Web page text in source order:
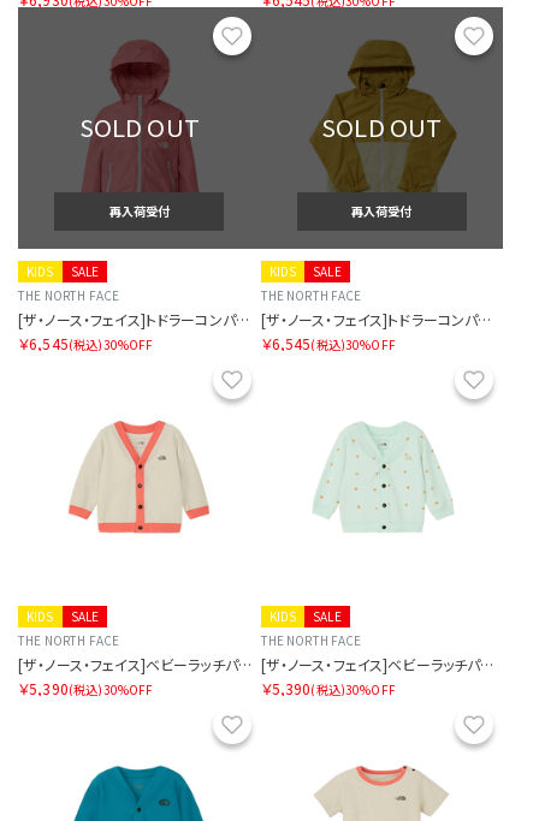
お気に入り
SOLD OUT
再入荷受付
SALE
KIDS
THE NORTH FACE
[ザ・ノース・フェイス]トドラーコンパクトジャケット
￥6,545(税込)30%OFF
SOLD OUT
再入荷受付
SALE
KIDS
THE NORTH FACE
[ザ・ノース・フェイス]トドラーコンパクトジャケット
￥6,545(税込)30%OFF
お気に入り
SALE
KIDS
THE NORTH FACE
[ザ・ノース・フェイス]ベビーラッチパイルカーディガン
￥5,390(税込)30%OFF
SALE
KIDS
THE NORTH FACE
[ザ・ノース・フェイス]ベビーラッチパイルカーディガン
￥5,390(税込)30%OFF
お気に入り